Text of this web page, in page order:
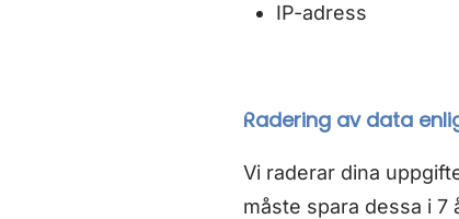
IP-adress
Radering av data
Vi raderar dina
måste spara dessa i